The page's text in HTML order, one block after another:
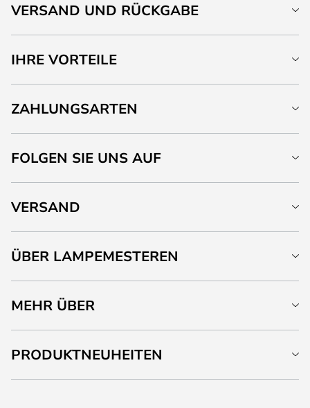
VERSAND UND RÜCKGABE
IHRE VORTEILE
ZAHLUNGSARTEN
FOLGEN SIE UNS AUF
VERSAND
ÜBER LAMPEMESTEREN
MEHR ÜBER
PRODUKTNEUHEITEN